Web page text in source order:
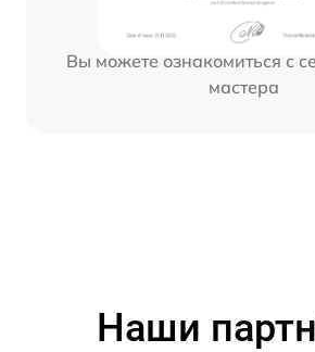
Вы можете ознакомиться с
мастера
Наши